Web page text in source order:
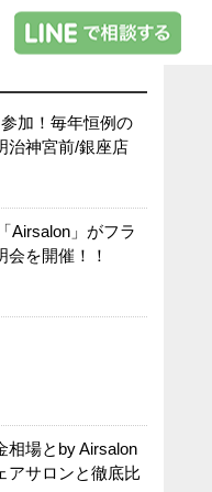
加！毎年恒例の
治神宮前/銀座店
Airsalon」がフラ
会を開催！！
相場とby Airsalon
アサロンと徹底比